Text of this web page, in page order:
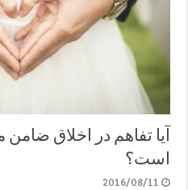
آیا تفاهم در اخلاق
است؟
2016/08/11